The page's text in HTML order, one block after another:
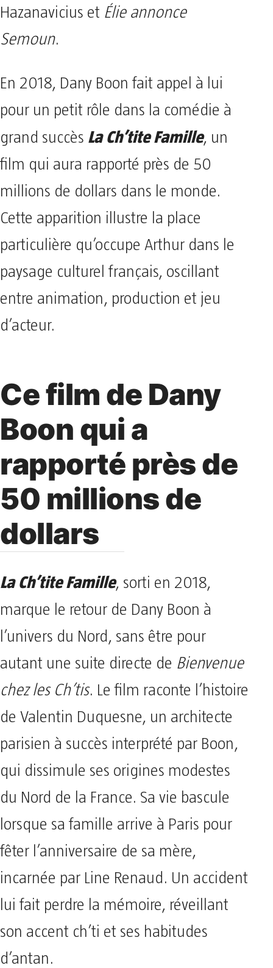
Hazanavicius et Élie annonce
Semoun.
En 2018, Dany Boon fait appel à lui
pour un petit rôle dans la comédie à
grand succès La Ch’tite Famille, un
film qui aura rapporté près de 50
millions de dollars dans le monde.
Cette apparition illustre la place
particulière qu’occupe Arthur dans le
paysage culturel français, oscillant
entre animation, production et jeu
d’acteur.
Ce film de Dany
Boon qui a
rapporté près de
50 millions de
dollars
La Ch’tite Famille, sorti en 2018,
marque le retour de Dany Boon à
l’univers du Nord, sans être pour
autant une suite directe de Bienvenue
chez les Ch’tis. Le film raconte l’histoire
de Valentin Duquesne, un architecte
parisien à succès interprété par Boon,
qui dissimule ses origines modestes
du Nord de la France. Sa vie bascule
lorsque sa famille arrive à Paris pour
fêter l’anniversaire de sa mère,
incarnée par Line Renaud. Un accident
lui fait perdre la mémoire, réveillant
son accent ch’ti et ses habitudes
d’antan.